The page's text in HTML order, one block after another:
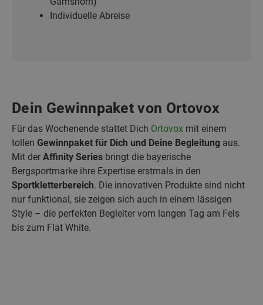
Individuelle Abreise
Dein Gewinnpaket von Ortovox
Für das Wochenende stattet Dich Ortovox mit einem
tollen Gewinnpaket für Dich und Deine Begleitung aus.
Mit der Affinity Series bringt die bayerische
Bergsportmarke ihre Expertise erstmals in den
Sportkletterbereich. Die innovativen Produkte sind nicht
nur funktional, sie zeigen sich auch in einem lässigen
Style – die perfekten Begleiter vom langen Tag am Fels
bis zum Flat White.